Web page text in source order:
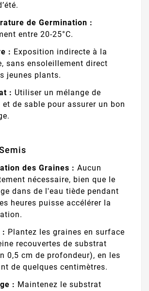
de Germination :
entre 20-25°C.
: Exposition indirecte à la
sans ensoleillement direct
jeunes plants.
: Utiliser un mélange de
et de sable pour assurer un bon
des Graines : Aucun
nécessaire, bien que le
dans de l'eau tiède pendant
heures puisse accélérer la
: Plantez les graines en surface
recouvertes de substrat
0,5 cm de profondeur), en les
de quelques centimètres.
: Maintenez le substrat